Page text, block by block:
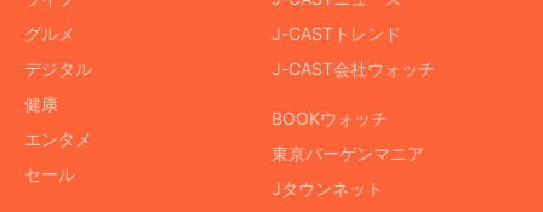
グルメ
デジタル
健康
エンタメ
セール
J-CASTトレンド
J-CAST会社ウォッチ
BOOKウォッチ
東京バーゲンマニア
Jタウンネット